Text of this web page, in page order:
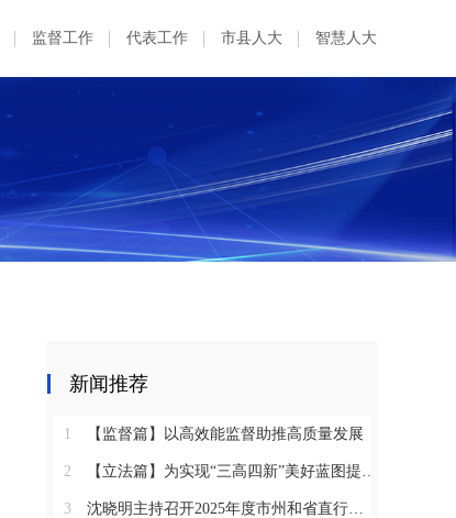
监督工作 代表工作 市县人大 智慧人大
新闻推荐
1 【监督篇】以高效能监督助推高质量发展
2 【立法篇】为实现“三高四新”美好蓝图提供坚实法治保障
3 沈晓明主持召开2025年度市州和省直行业系统党（工）委书记抓基层党建工作述职评议会议